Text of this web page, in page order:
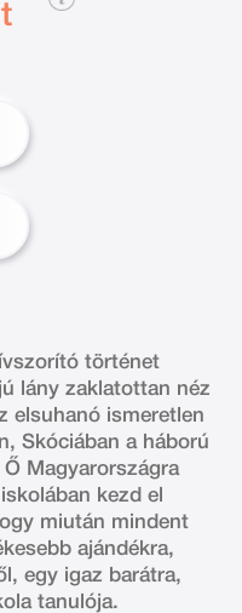
történet
lány zaklatottan néz
elsuhanó ismeretlen
Skóciában a háború
Magyarországra
kezd el
miután mindent
ajándékra,
egy igaz barátra,
tanulója.